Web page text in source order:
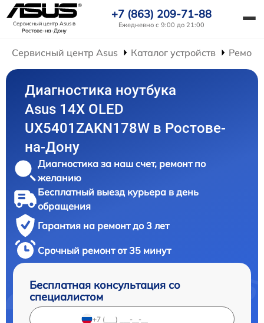
Сервисный центр Asusв
Ростове-на-Дону
+7 (863) 209-71-88
Ежедневно с 9:00 до 21:00
Сервисный центр Asus Каталог устройств
Диагностика ноутбука
Asus 14X OLED
UX5401ZAKN178W в Ростове-
на-Дону
Диагностика за наш счет, ремонт по
желанию
Бесплатный выезд курьера в день
обращения
Гарантия на ремонт до 3 лет
Срочный ремонт от 35 минут
Бесплатная консультация со
специалистом